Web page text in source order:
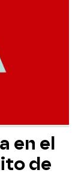
en el
de